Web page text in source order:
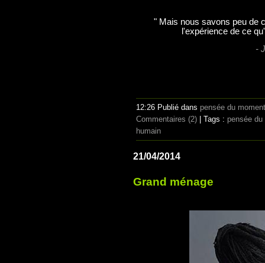
" Mais nous savons peu de
l'expérience de ce
-
12:26 Publié dans pensée du moment
Commentaires (2) | Tags : pensée
humain
21/04/2014
Grand ménage